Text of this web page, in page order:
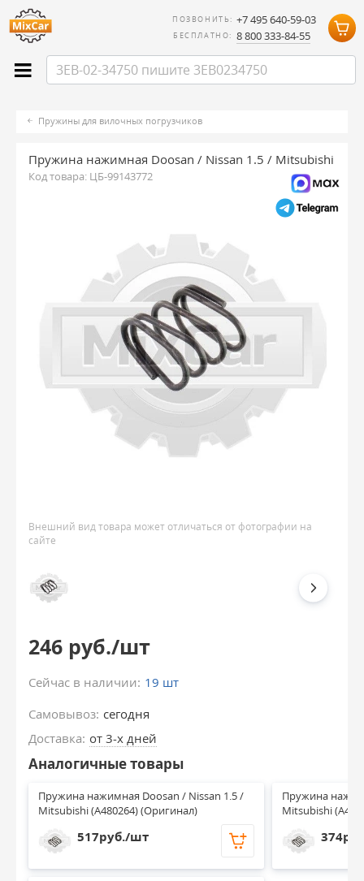
ПОЗВОНИТЬ: +7 495 640-59-03
БЕСПЛАТНО: 8 800 333-84-55
Пружины для вилочных погрузчиков
Пружина нажимная Doosan / Nissan 1.5 / Mitsubishi
Код товара: ЦБ-99143772
Внешний вид товара может отличаться от фотографии на
сайте
246 руб./шт
Сейчас в наличии: 19 шт
Самовывоз: сегодня
Доставка: от 3-х дней
Аналогичные товары
Пружина нажимная Doosan / Nissan 1.5 /
Mitsubishi (A480264) (Оригинал)
517руб./шт
Пружина
Mitsubishi